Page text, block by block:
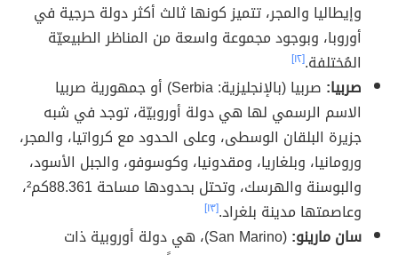
وإيطاليا والمجر، تتميز كونها ثالث أكثر دولة حرجية في
أوروبا، وبوجود مجموعة واسعة من المناظر الطبيعيّة
المُختلفة.[١٢]
صربيا:
صربيا (بالإنجليزية: Serbia) أو جمهورية صربيا
الاسم الرسمي لها هي دولة أوروبيّة، توجد في شبه
جزيرة البلقان الوسطى، وعلى الحدود مع كرواتيا، والمجر،
ورومانيا، وبلغاريا، ومقدونيا، وكوسوفو، والجبل الأسود،
والبوسنة والهرسك، وتحتل بحدودها مساحة 88.361كم²،
وعاصمتها مدينة بلغراد.[١٣]
سان مارينو:
(San Marino)، هي دولة أوروبية ذات